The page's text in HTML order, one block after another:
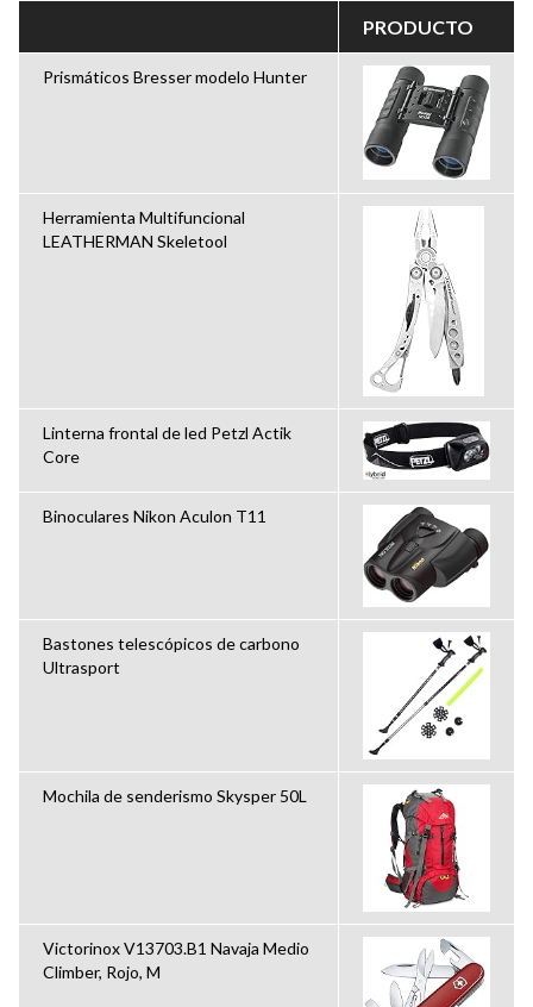
PRODUCTO
Prismáticos Bresser modelo Hunter
Herramienta Multifuncional
LEATHERMAN Skeletool
Linterna frontal de led Petzl Actik
Core
Binoculares Nikon Aculon T11
Bastones telescópicos de carbono
Ultrasport
Mochila de senderismo Skysper 50L
Victorinox V13703.B1 Navaja Medio
Climber, Rojo, M